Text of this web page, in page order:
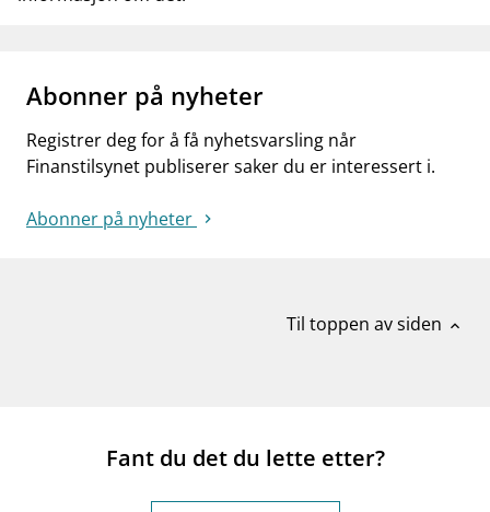
Abonner på nyheter
Registrer deg for å få nyhetsvarsling når
Finanstilsynet publiserer saker du er interessert i.
Abonner på nyheter
Til toppen av siden expand_less
Fant du det du lette etter?